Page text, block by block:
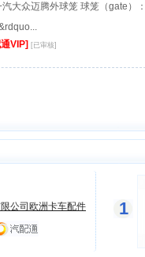
汽大众迈腾外球笼 球笼（gate）
VIP] [已审核]
公司欧洲卡车配件
1